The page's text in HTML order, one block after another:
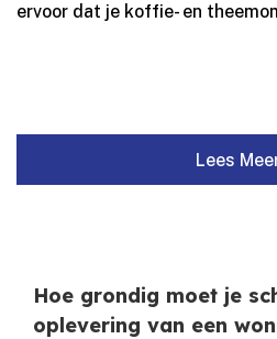
ervoor dat je koffie- en
Lees
Hoe grondig moet je
oplevering van een